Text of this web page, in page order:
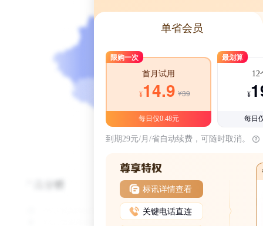
单省会员
限购一次
首月试用
¥14.9 ¥39
每日仅0.48元
最划算
12
¥
每日
到期29元/月/省自动续费，可随时取消。
标讯详情查看
关键电话直连